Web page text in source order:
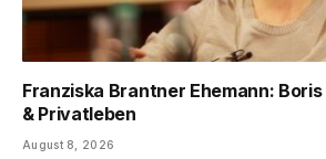
Franziska Brantner Ehemann:
& Privatleben
August 8, 2026